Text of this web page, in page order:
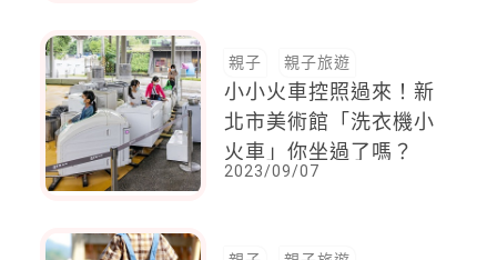
親子 親子旅遊
小小火車控照過來！新
北市美術館「洗衣機小
火車」你坐過了嗎？
2023/09/07